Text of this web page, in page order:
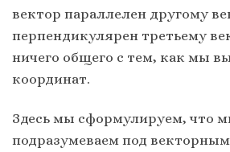
вектор параллелен другому
перпендикулярен третьему
ничего общего с тем, как мы
координат.
Здесь мы сформулируем, что
подразумеваем под